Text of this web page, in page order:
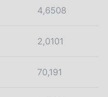
4,6508
2,0101
70,191